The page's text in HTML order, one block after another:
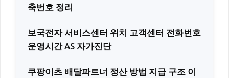
축번호 정리
보국전자 서비스센터 위치 고객센터 전화번호
운영시간 AS 자가진단
쿠팡이츠 배달파트너 정산 방법 지급 구조 이